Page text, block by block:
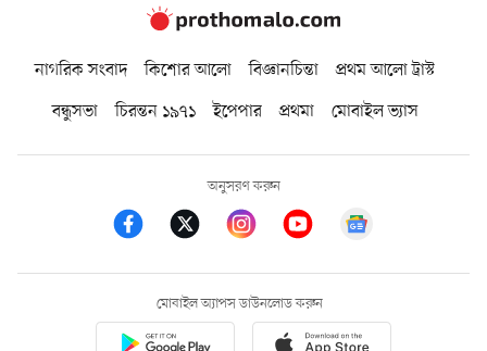
নাগরিক সংবাদ কিশোর আলো বিজ্ঞানচিন্তা
প্রথম আলো ট্রাস্ট
বন্ধুসভা
চিরন্তন ১৯৭১ ইপেপার প্রথমা মোবাইল ভ্যাস
অনুসরণ করুন
মোবাইল অ্যাপস ডাউনলোড করুন